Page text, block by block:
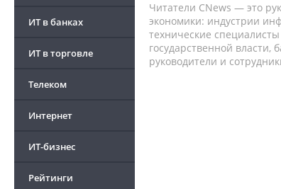
ИТ в банках
ИТ в торговле
Телеком
Интернет
ИТ-бизнес
Рейтинги
Читатели CNews — это
экономики: индустрии
технические
государственной
руководители и